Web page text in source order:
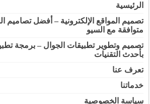
الرئيسية
تصميم المواقع الإلكترونية – أفضل تصاميم
متوافقة مع السيو
تصميم وتطوير تطبيقات الجوال – برمجة
بأحدث التقنيات
تعرف عنا
خدماتنا
سياسة الخصوصية